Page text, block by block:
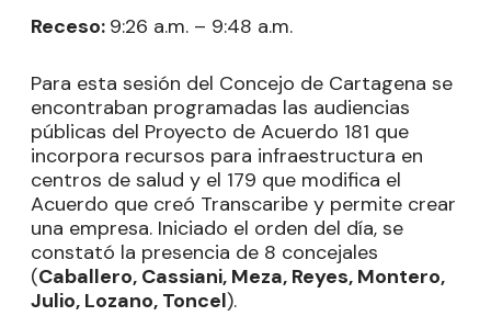
Receso: 9:26 a.m. – 9:48 a.m.
Para esta sesión del Concejo de Cartagena se
encontraban programadas las audiencias
públicas del Proyecto de Acuerdo 181 que
incorpora recursos para infraestructura en
centros de salud y el 179 que modifica el
Acuerdo que creó Transcaribe y permite crear
una empresa. Iniciado el orden del día, se
constató la presencia de 8 concejales
(Caballero, Cassiani, Meza, Reyes, Montero,
Julio, Lozano, Toncel).